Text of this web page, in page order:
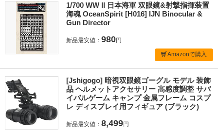
1/700 WW II 日本海軍 双眼鏡&射撃指揮装置
海魂 OceanSpirit [H016] IJN Binocular &
Gun Director
新品最安値： 980円
Amazonで購入
[Jshigogo] 暗視双眼鏡ゴーグル モデル 装飾
品 ヘルメットアクセサリー 高感度調整 サバ
イバルゲーム キャンプ 金属フレーム コスプ
レ ディスプレイ用フィギュア (ブラック)
新品最安値： 8,499円